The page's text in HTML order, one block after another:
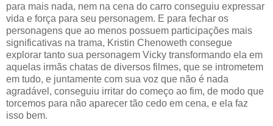
para mais nada, nem na cena do carro conseguiu expressar
vida e força para seu personagem. E para fechar os
personagens que ao menos possuem participações mais
significativas na trama, Kristin Chenoweth consegue
explorar tanto sua personagem Vicky transformando ela em
aquelas irmãs chatas de diversos filmes, que se intrometem
em tudo, e juntamente com sua voz que não é nada
agradável, conseguiu irritar do começo ao fim, de modo que
torcemos para não aparecer tão cedo em cena, e ela faz
isso bem.